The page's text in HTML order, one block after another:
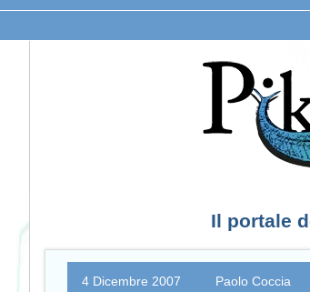
Il portale
4 Dicembre 2007 Paolo Coccia